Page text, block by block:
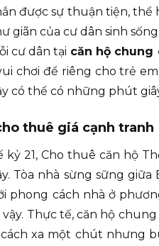
được sự thuận tiện,
giãn của cư dân sinh
cư dân tại căn hộ chung
chơi để riêng cho trẻ
có thể có những phút
thuê giá cạnh tranh
kỷ 21, Cho thuê căn hộ
Tòa nhà sừng sững
phong cách nhà ở
Thực tế, căn hộ
xa một chút nhưng